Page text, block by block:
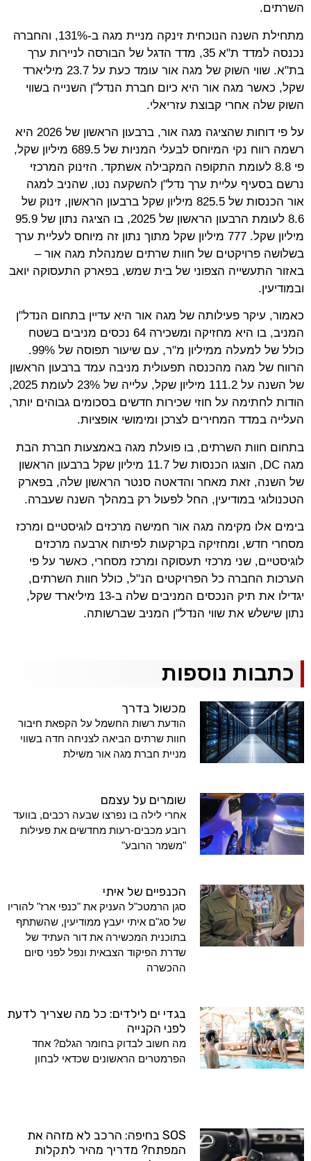
השרתים.
מתחילת השנה הנוכחית זינקה מניית מגה ב-131%, והחברה
נכנסה למדד ת"א 35, מדד הדגל של הבורסה לניירות ערך
בת"א. שווי השוק של מגה אור עומד כעת על 23.7 מיליארד
שקל, כאשר מגה אור היא כיום חברת הנדל"ן השנייה בשווי
השוק שלה אחרי קבוצת עזריאלי.
על פי דוחות שהציגה מגה אור, ברבעון הראשון של 2026 היא
רשמה רווח נקי המיוחס לבעלי המניות של 689.5 מיליון שקל,
פי 8.8 לעומת התקופה המקבילה אשתקד. הזינוק המרכזי
נרשם בסעיף עליית ערך נדל"ן להשקעה נטו, שהניב למגה
אור הכנסות של 825.5 מיליון שקל ברבעון הראשון, זינוק של
8.6 לעומת הרבעון הראשון של 2025, בו הציגה נתון של 95.9
מיליון שקל. 777 מיליון שקל מתוך נתון זה מיוחס לעליית ערך
בשלושה פרויקטים של חוות שרתים שמנהלת מגה אור –
באזור התעשייה הצפוני של בית שמש, בפארק התעסוקה יואב
ובמודיעין.
כאמור, עיקר פעילותה של מגה אור היא עדיין בתחום הנדל"ן
המניב, בו היא מחזיקה ומשכירה 64 נכסים מניבים בשטח
כולל של למעלה ממיליון מ"ר, עם שיעור תפוסה של 99%.
הרווח של מגה מהכנסה תפעולית מניבה עמד ברבעון הראשון
של השנה על 111.2 מיליון שקל, עלייה של 23% לעומת 2025,
הודות לחתימה על חוזי שכירות חדשים בסכומים גבוהים יותר,
העלייה במדד המחירים לצרכן ומימושי אופציות.
בתחום חוות השרתים, בו פועלת מגה באמצעות חברת הבת
מגה DC, הוצגו הכנסות של 11.7 מיליון שקל ברבעון הראשון
של השנה, זאת מאחר והדאטה סנטר הראשון שלה, בפארק
הטכנולוגי במודיעין, החל לפעול רק במהלך השנה שעברה.
בימים אלו מקימה מגה אור חמישה מרכזים לוגיסטיים ומרכז
מסחרי חדש, ומחזיקה בקרקעות לפיתוח ארבעה מרכזים
לוגיסטיים, שני מרכזי תעסוקה ומרכז מסחרי, כאשר על פי
הערכות החברה כל הפרויקטים הנ"ל, כולל חוות השרתים,
יגדילו את תיק הנכסים המניבים שלה ב-13 מיליארד שקל,
נתון שישלש את שווי הנדל"ן המניב שברשותה.
כתבות נוספות
מכשול בדרך
הודעת רשות החשמל על הקפאת חיבור
חוות שרתים הביאה לצניחה חדה בשווי
מניית חברת מגה אור משילת
שומרים על עצמם
אחרי לילה בו נפרצו שבעה רכבים, בוועד
רובע מכבים-רעות מחדשים את פעילות
"משמר הרובע"
הכנפיים של איתי
סגן הרמטכ"ל העניק את "כנפי ארז" להוריו
של סג"ם איתי יעבץ ממודיעין, שהשתתף
בתוכנית המכשירה את דור העתיד של
שדרת הפיקוד הצבאית ונפל לפני סיום
ההכשרה
בגדי ים לילדים: כל מה שצריך לדעת
לפני הקנייה
מה חשוב לבדוק בחומר הגלם? אחד
הפרמטרים הראשונים שכדאי לבחון
SOS בחיפה: הרכב לא מזהה את
המפתח? מדריך מהיר לתקלות